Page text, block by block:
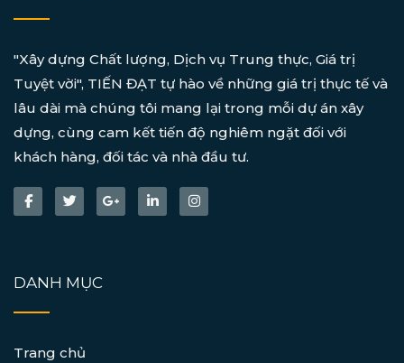
"Xây dựng Chất lượng, Dịch vụ Trung thực, Giá trị
Tuyệt vời", TIẾN ĐẠT tự hào về những giá trị thực tế và
lâu dài mà chúng tôi mang lại trong mỗi dự án xây
dựng, cùng cam kết tiến độ nghiêm ngặt đối với
khách hàng, đối tác và nhà đầu tư.
DANH MỤC
Trang chủ